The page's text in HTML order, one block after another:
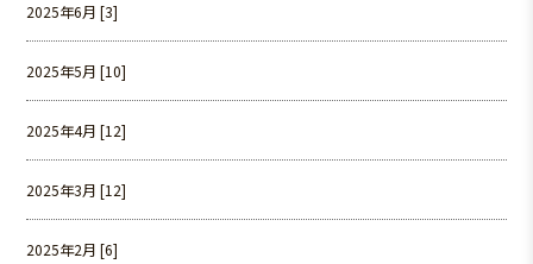
2025年6月 [3]
2025年5月 [10]
2025年4月 [12]
2025年3月 [12]
2025年2月 [6]